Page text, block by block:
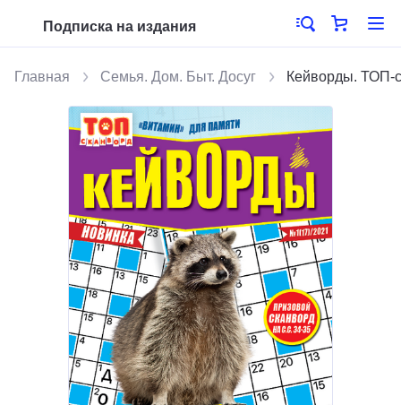
Подписка на издания
Главная Семья. Дом. Быт. Досуг Кейворды. ТОП-